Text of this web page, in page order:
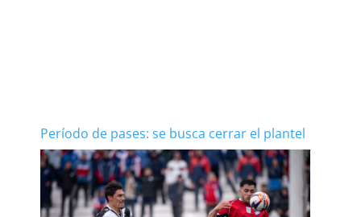
Período de pases: se busca cerrar el plantel